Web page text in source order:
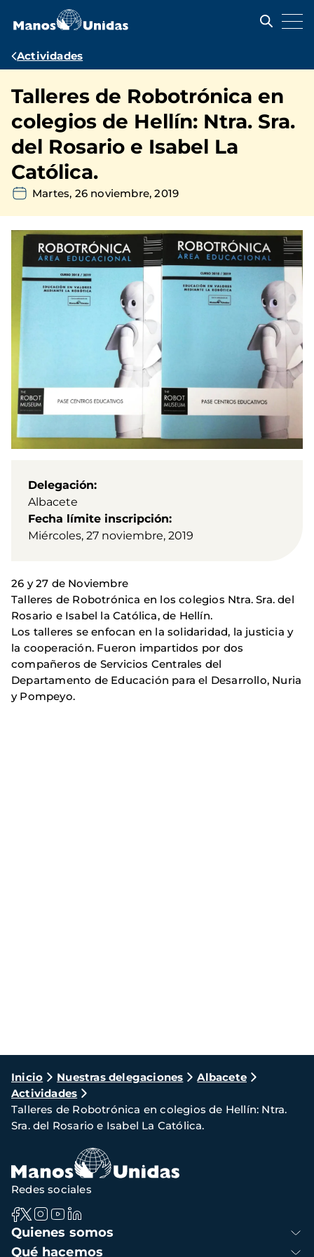
contenido
Ruta
navegación
Actividades
Talleres de Robotrónica en
colegios de Hellín: Ntra. Sra.
del Rosario e Isabel La
Católica.
Martes, 26 noviembre, 2019
Delegación
Albacete
Fecha límite inscripción
Miércoles, 27 noviembre, 2019
26 y 27 de Noviembre
Talleres de Robotrónica en los colegios Ntra. Sra. del
Rosario e Isabel la Católica, de Hellín.
Los talleres se enfocan en la solidaridad, la justicia y
la cooperación. Fueron impartidos por dos
compañeros de Servicios Centrales del
Departamento de Educación para el Desarrollo, Nuria
y Pompeyo.
Ruta
de
navegación
Inicio Nuestras delegaciones
Albacete
Actividades
Talleres de Robotrónica en colegios de Hellín: Ntra.
Sra. del Rosario e Isabel La Católica.
Navegación
principal
Quienes somos
Qué hacemos
Redes sociales